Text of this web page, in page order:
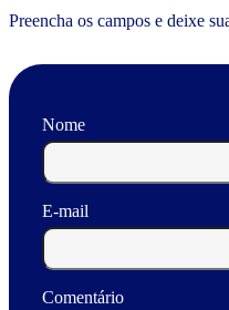
Preencha os campos e deixe
Nome
E-mail
Comentário